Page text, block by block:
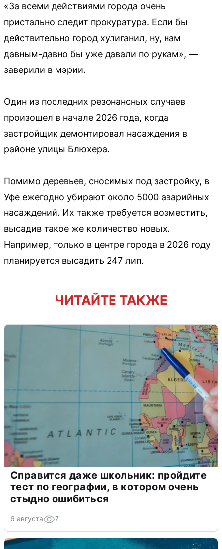
«За всеми действиями города очень
пристально следит прокуратура. Если бы
действительно город хулиганил, ну, нам
давным-давно бы уже давали по рукам», —
заверили в мэрии.
Один из последних резонансных случаев
произошел в начале 2026 года, когда
застройщик демонтировал насаждения в
районе улицы Блюхера.
Помимо деревьев, сносимых под застройку, в
Уфе ежегодно убирают около 5000 аварийных
насаждений. Их также требуется возместить,
высадив такое же количество новых.
Например, только в центре города в 2026 году
планируется высадить 247 лип.
ЧИТАЙТЕ ТАКЖЕ
Справится даже школьник: пройдите
тест по географии, в котором очень
стыдно ошибиться
6 августа 7